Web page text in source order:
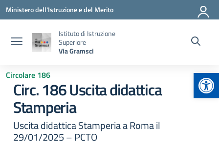
Vai ai contenuti
Vai al menu di navigazione
Vai al footer
Ministero dell'Istruzione e del Merito
Istituto di Istruzione
Superiore
Via Gramsci
Circolare 186
Circ. 186 Uscita didattica
Stamperia
Uscita didattica Stamperia a Roma il
29/01/2025 – PCTO